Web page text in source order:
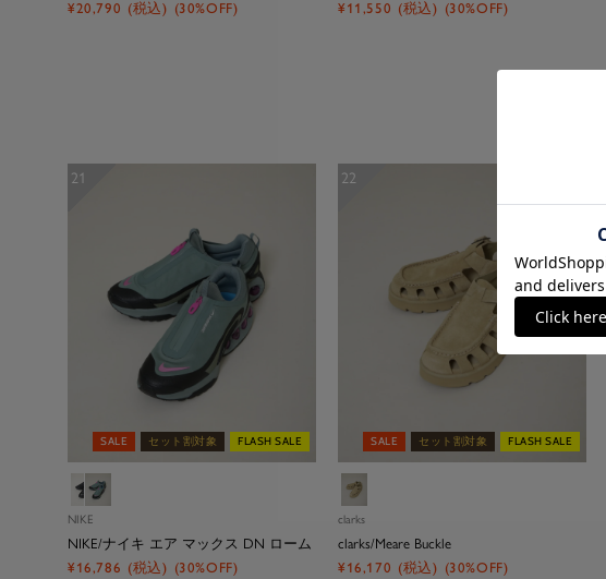
１
セ
¥20,790 (税込) (30%OFF)
セ
¥11,550 (税込) (30%OFF)
21
SALE セット割対象 FLASH SALE
ブ
ラ
ッ
ク
パ
タ
ン
１
NIKE
NIKE/ナイキ エア マックス DN ローム
セ
¥16,786 (税込) (30%OFF)
22
SALE セット割対象 FLASH SALE
ベ
ー
ジ
ュ
clarks
clarks/Meare Buckle
セ
¥16,170 (税込) (30%OFF)